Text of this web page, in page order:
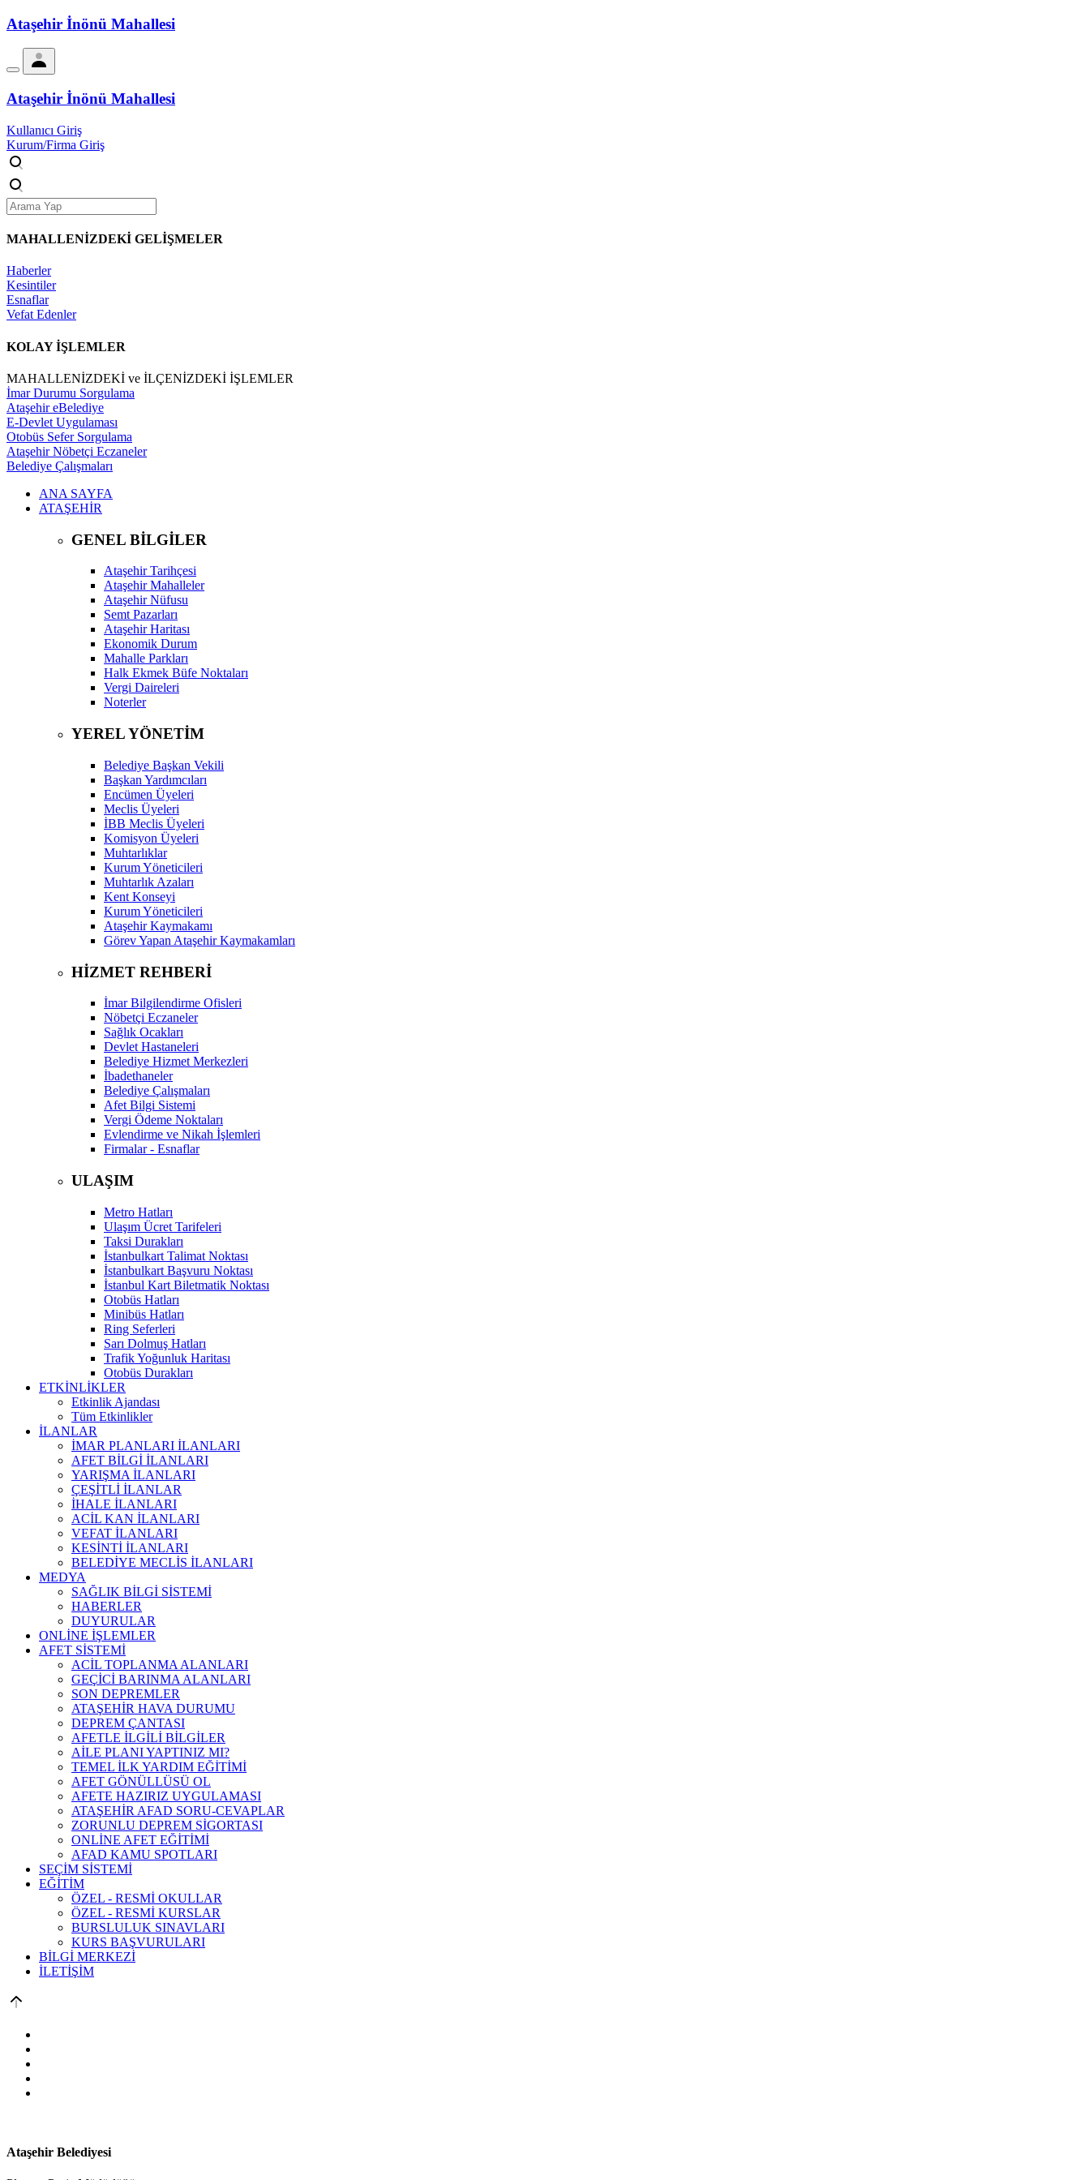
Ataşehir İnönü Mahallesi
Ataşehir İnönü Mahallesi
Kullanıcı Giriş
Kurum/Firma Giriş
MAHALLENİZDEKİ GELİŞMELER
Haberler
Kesintiler
Esnaflar
Vefat Edenler
KOLAY İŞLEMLER
MAHALLENİZDEKİ ve İLÇENİZDEKİ İŞLEMLER
İmar Durumu Sorgulama
Ataşehir eBelediye
E-Devlet Uygulaması
Otobüs Sefer Sorgulama
Ataşehir Nöbetçi Eczaneler
Belediye Çalışmaları
ANA SAYFA
ATAŞEHİR
GENEL BİLGİLER
Ataşehir Tarihçesi
Ataşehir Mahalleler
Ataşehir Nüfusu
Semt Pazarları
Ataşehir Haritası
Ekonomik Durum
Mahalle Parkları
Halk Ekmek Büfe Noktaları
Vergi Daireleri
Noterler
YEREL YÖNETİM
Belediye Başkan Vekili
Başkan Yardımcıları
Encümen Üyeleri
Meclis Üyeleri
İBB Meclis Üyeleri
Komisyon Üyeleri
Muhtarlıklar
Kurum Yöneticileri
Muhtarlık Azaları
Kent Konseyi
Kurum Yöneticileri
Ataşehir Kaymakamı
Görev Yapan Ataşehir Kaymakamları
HİZMET REHBERİ
İmar Bilgilendirme Ofisleri
Nöbetçi Eczaneler
Sağlık Ocakları
Devlet Hastaneleri
Belediye Hizmet Merkezleri
İbadethaneler
Belediye Çalışmaları
Afet Bilgi Sistemi
Vergi Ödeme Noktaları
Evlendirme ve Nikah İşlemleri
Firmalar - Esnaflar
ULAŞIM
Metro Hatları
Ulaşım Ücret Tarifeleri
Taksi Durakları
İstanbulkart Talimat Noktası
İstanbulkart Başvuru Noktası
İstanbul Kart Biletmatik Noktası
Otobüs Hatları
Minibüs Hatları
Ring Seferleri
Sarı Dolmuş Hatları
Trafik Yoğunluk Haritası
Otobüs Durakları
ETKİNLİKLER
Etkinlik Ajandası
Tüm Etkinlikler
İLANLAR
İMAR PLANLARI İLANLARI
AFET BİLGİ İLANLARI
YARIŞMA İLANLARI
ÇEŞİTLİ İLANLAR
İHALE İLANLARI
ACİL KAN İLANLARI
VEFAT İLANLARI
KESİNTİ İLANLARI
BELEDİYE MECLİS İLANLARI
MEDYA
SAĞLIK BİLGİ SİSTEMİ
HABERLER
DUYURULAR
ONLİNE İŞLEMLER
AFET SİSTEMİ
ACİL TOPLANMA ALANLARI
GEÇİCİ BARINMA ALANLARI
SON DEPREMLER
ATAŞEHİR HAVA DURUMU
DEPREM ÇANTASI
AFETLE İLGİLİ BİLGİLER
AİLE PLANI YAPTINIZ MI?
TEMEL İLK YARDIM EĞİTİMİ
AFET GÖNÜLLÜSÜ OL
AFETE HAZIRIZ UYGULAMASI
ATAŞEHİR AFAD SORU-CEVAPLAR
ZORUNLU DEPREM SİGORTASI
ONLİNE AFET EĞİTİMİ
AFAD KAMU SPOTLARI
SEÇİM SİSTEMİ
EĞİTİM
ÖZEL - RESMİ OKULLAR
ÖZEL - RESMİ KURSLAR
BURSLULUK SINAVLARI
KURS BAŞVURULARI
BİLGİ MERKEZİ
İLETİŞİM
Ataşehir Belediyesi